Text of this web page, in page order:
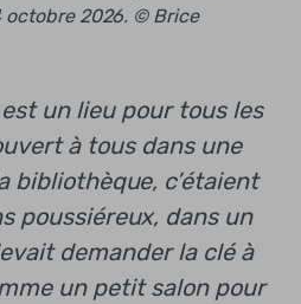
2026. © Brice
un lieu pour tous les
à tous dans une
bibliothèque, c’étaient
poussiéreux, dans un
demander la clé à
un petit salon pour